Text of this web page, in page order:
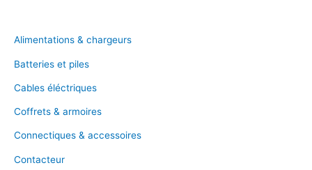
Alimentations & chargeurs
Batteries et piles
Cables éléctriques
Coffrets & armoires
Connectiques & accessoires
Contacteur